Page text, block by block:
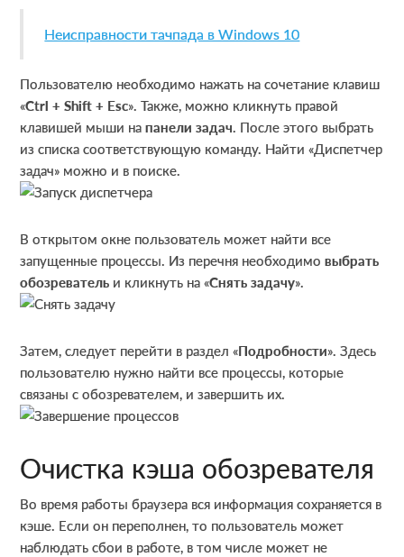
Неисправности тачпада в Windows 10
Пользователю необходимо нажать на сочетание клавиш
«Ctrl + Shift + Esc». Также, можно кликнуть правой
клавишей мыши напанели задач. После этого выбрать
из списка соответствующую команду. Найти «Диспетчер
задач» можно и в поиске.
В открытом окне пользователь может найти все
запущенные процессы. Из перечня необходимовыбрать
обозреватель и кликнуть на «Снять задачу».
Затем, следует перейти в раздел «Подробности». Здесь
пользователю нужно найти все процессы, которые
связаны с обозревателем, и завершить их.
Очистка кэша обозревателя
Во время работы браузера вся информация сохраняется в
кэше. Если он переполнен, то пользователь может
наблюдать сбои в работе, в том числе может не